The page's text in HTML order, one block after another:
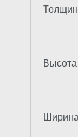
Высота